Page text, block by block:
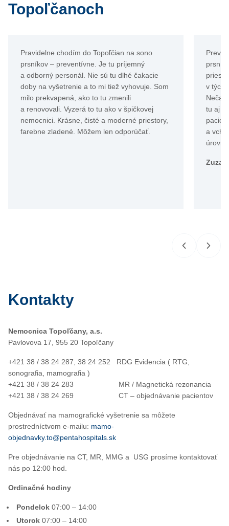
Topoľčanoch
Pravidelne chodím do Topoľčian na sono
prsníkov – preventívne. Je tu príjemný
a odborný personál. Nie sú tu dlhé čakacie
doby na vyšetrenie a to mi tiež vyhovuje. Som
milo prekvapená, ako to tu zmenili
a renovovali. Vyzerá to tu ako v špičkovej
nemocnici. Krásne, čisté a moderné priestory,
farebne zladené. Môžem len odporúčať.
v tých
tu aj
a
úrovni.
Kontakty
Nemocnica Topoľčany, a.s.
Pavlovova 17, 955 20 Topoľčany
+421 38 / 38 24 287, 38 24 252 RDG Evidencia ( RTG,
sonografia, mamografia )
+421 38 / 38 24 283 MR / Magnetická rezonancia
+421 38 / 38 24 269 CT – objednávanie pacientov
Objednávať na mamografické vyšetrenie sa môžete
prostredníctvom e-mailu: mamo-
objednavky.to@pentahospitals.sk
Pre objednávanie na CT, MR, MMG a USG prosíme kontaktovať
nás po 12:00 hod.
Ordinačné hodiny
Pondelok 07:00 – 14:00
Utorok 07:00 – 14:00